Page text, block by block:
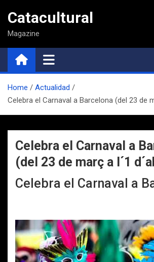
contenido
Catacultural
Magazine
Home
Actualidad
Celebra el Carnaval a Barcelona (del 23 de
Celebra el Carnaval a
(del 23 de març a l´1
Celebra el Carnaval a